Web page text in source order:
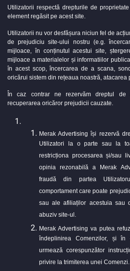
Utilizatorii respectă drepturile de
element regăsit pe acest site.
Utilizatorii nu vor desfășura niciun fel de
de prejudiciu site-ului nostru (e.g.
mijloace, în conținutul acestui site,
mijloace a materialelor și informatiilor
în acest scop, încercarea de a scana,
oricărui sistem din rețeaua noastră, atacarea
În caz contrar ne rezervăm dreptul
recuperarea oricăror prejudicii cauzate.
Merak Advertising își rezervă
Utilizatori la o parte sau la
restricționa procesarea și/sau
opinia rezonabilă a Merak
fraudă din partea
comportament care poate
sau ale afiliaților acestuia sau
abuziv site-ul.
Merak Advertising va putea
îndeplinirea Comenzilor, și
urmează corespunzător
privire la trimiterea unei Comenzi.